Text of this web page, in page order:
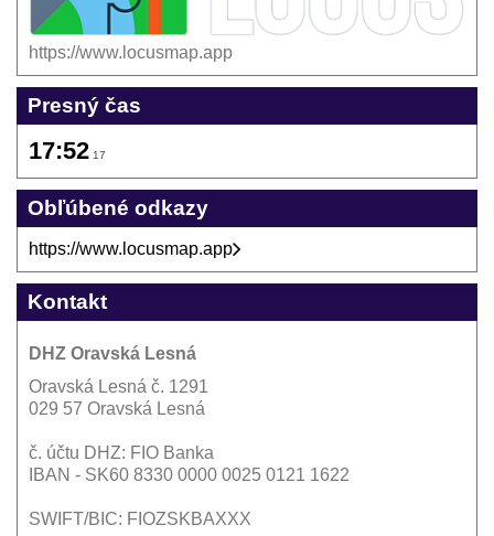
https://www.locusmap.app
Presný čas
17:52 18
Obľúbené odkazy
https://www.locusmap.app
Kontakt
DHZ Oravská Lesná
Oravská Lesná č. 1291
029 57 Oravská Lesná
č. účtu DHZ: FIO Banka
IBAN - SK60 8330 0000 0025 0121 1622
SWIFT/BIC: FIOZSKBAXXX